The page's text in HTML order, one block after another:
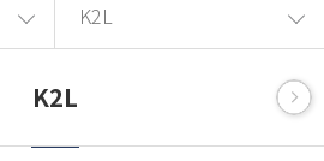
K2L
K2L